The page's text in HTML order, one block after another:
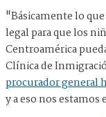
"Básicamente lo
legal para que los
Centroamérica
Clínica de
procurador general
y a eso nos